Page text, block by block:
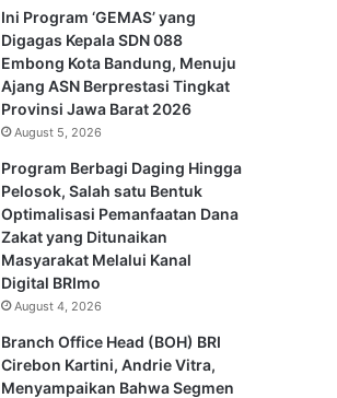
Ini Program ‘GEMAS’ yang
Digagas Kepala SDN 088
Embong Kota Bandung, Menuju
Ajang ASN Berprestasi Tingkat
Provinsi Jawa Barat 2026
August 5, 2026
Program Berbagi Daging Hingga
Pelosok, Salah satu Bentuk
Optimalisasi Pemanfaatan Dana
Zakat yang Ditunaikan
Masyarakat Melalui Kanal
Digital BRImo
August 4, 2026
Branch Office Head (BOH) BRI
Cirebon Kartini, Andrie Vitra,
Menyampaikan Bahwa Segmen